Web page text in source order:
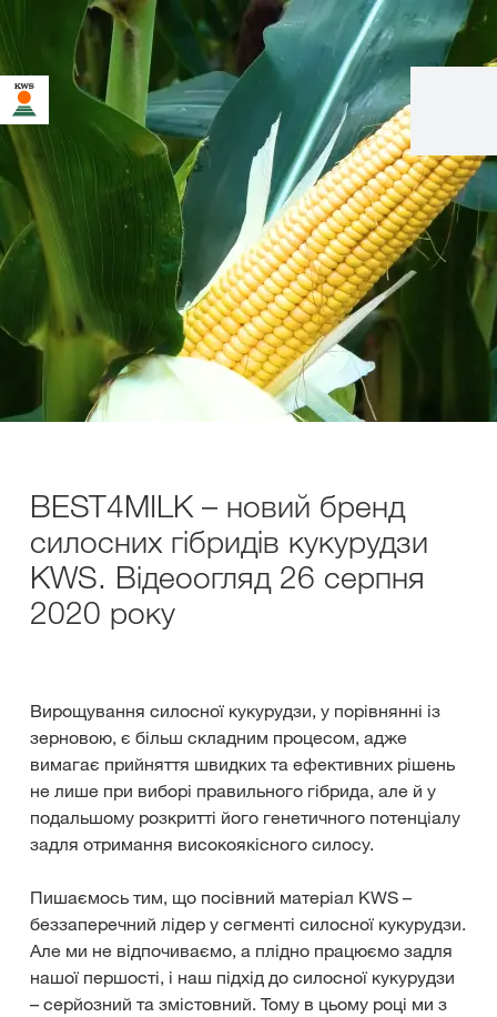
BEST4MILK – новий бренд
силосних гібридів кукурудзи
KWS. Відеоогляд 26 серпня
2020 року
Вирощування силосної кукурудзи, у порівнянні із
зерновою, є більш складним процесом, адже
вимагає прийняття швидких та ефективних рішень
не лише при виборі правильного гібрида, але й у
подальшому розкритті його генетичного потенціалу
задля отримання високоякісного силосу.
Пишаємось тим, що посівний матеріал KWS –
беззаперечний лідер у сегменті силосної кукурудзи.
Але ми не відпочиваємо, а плідно працюємо задля
нашої першості, і наш підхід до силосної кукурудзи
– серйозний та змістовний. Тому в цьому році ми з